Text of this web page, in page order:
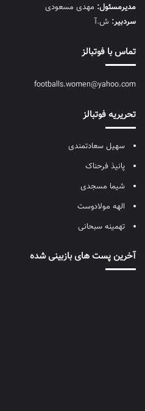
مديرمسئول: مهدی مسعودی
سردبیر: ش.آ
تماس با فوتبالز
footballs.women@yahoo.com
تحریریه فوتبالز
سهیل سعادتمندی
پانیذ فرحناک
شیما مسجدی
الهه مولادوست
تهمینه سبحانی
آخرین پست های بازبینی شده